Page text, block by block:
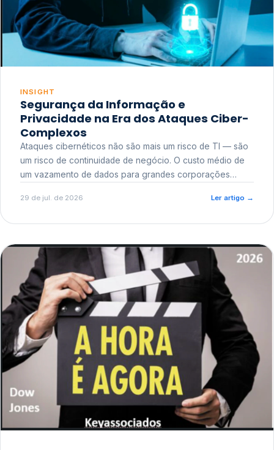
INSIGHT
Segurança da Informação e
Privacidade na Era dos Ataques Ciber-
Complexos
Ataques cibernéticos não são mais um risco de TI — são
um risco de continuidade de negócio. O custo médio de
um vazamento de dados para grandes corporações
reputacional e o risco regulatório junto a órgãos como a
29 de jul. de 2026 Ler artigo →